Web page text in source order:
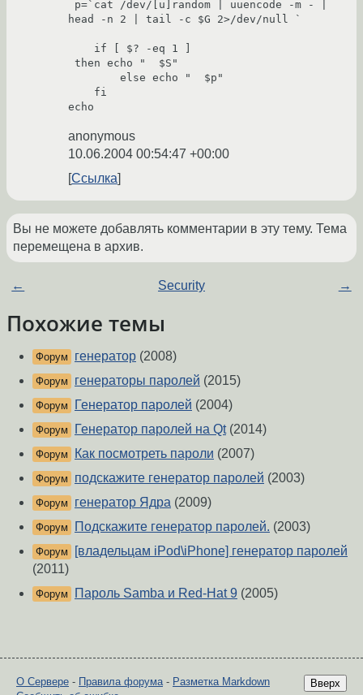
head -n 2 | tail -c $G 2>/dev/null `
anonymous
10.06.2004 00:54:47 +00:00
Ссылка
Вы не можете добавлять комментарии в эту тему. Тема
перемещена в архив.
← Security →
Похожие темы
Форум генератор (2008)
Форум генераторы паролей (2015)
Форум Генератор паролей (2004)
Форум Генератор паролей на Qt(2014)
Форум Как посмотреть пароли (2007)
Форум подскажите генератор паролей (2003)
Форум генератор Ядра (2009)
Форум Подскажите генератор паролей. (2003)
Форум
[владельцам iPod\iPhone] генератор паролей
(2011)
Форум Пароль Samba и Red-Hat 9 (2005)
Вверх
О Сервере - Правила форума- Разметка Markdown